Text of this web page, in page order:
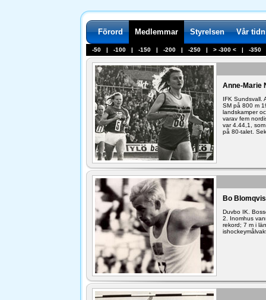
Förord Medlemmar Styrelsen Vår
-50 | -100 | -150 | -200 | -250 | > -300 < | -350
Anne-Marie
IFK Sundsvall.
SM på 800 m
landskamper
varav fem
var 4.44,1,
på 80-talet.
Bo
Duvbo IK.
2. Inomhus
rekord; 7 m i